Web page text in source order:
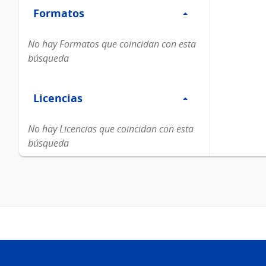
Formatos
Formatos
No hay Formatos que coincidan con esta
búsqueda
Licencias
Licencias
No hay Licencias que coincidan con esta
búsqueda